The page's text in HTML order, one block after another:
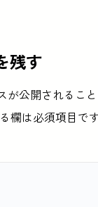
残す
が公開されること
欄は必須項目で